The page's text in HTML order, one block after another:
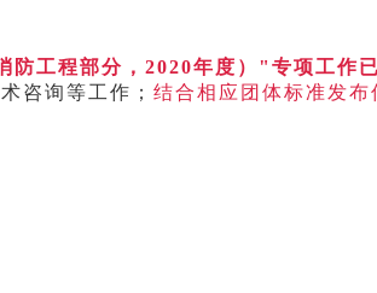
工程部分，2020年度）"专项工作
咨询等工作； 结合相应团体标准发